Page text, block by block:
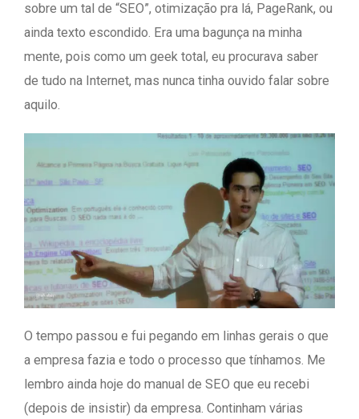
sobre um tal de “SEO”, otimização pra lá, PageRank, ou
ainda texto escondido. Era uma bagunça na minha
mente, pois como um geek total, eu procurava saber
de tudo na Internet, mas nunca tinha ouvido falar sobre
aquilo.
O tempo passou e fui pegando em linhas gerais o que
a empresa fazia e todo o processo que tínhamos. Me
lembro ainda hoje do manual de SEO que eu recebi
(depois de insistir) da empresa. Continham várias